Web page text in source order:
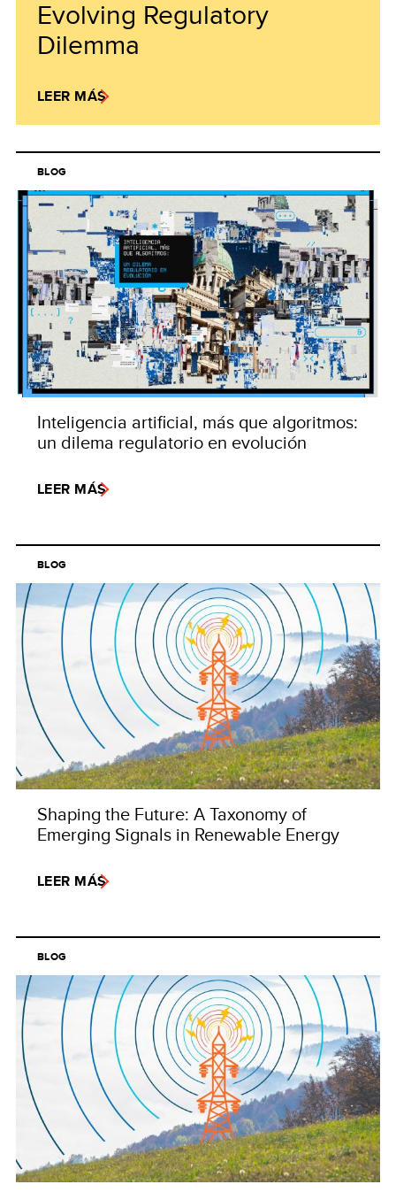
Evolving Regulatory
Dilemma
LEER MÁS
BLOG
Inteligencia artificial, más que algoritmos:
un dilema regulatorio en evolución
LEER MÁS
BLOG
Shaping the Future: A Taxonomy of
Emerging Signals in Renewable Energy
LEER MÁS
BLOG